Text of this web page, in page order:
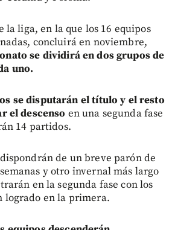
la liga, en la que los 16 equipos
concluirá en noviembre,
se dividirá en dos grupos de
uno.
se disputarán el título y el resto
el descenso en una segunda fase
14 partidos.
de un breve parón de
y otro invernal más largo
en la segunda fase con los
logrado en la primera.